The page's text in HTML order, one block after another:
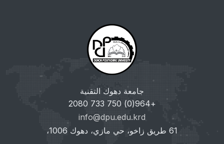
جامعة دهوك التقنية
+964(0) 750 733 2080
info@dpu.edu.krd
61 طريق زاخو، حي مازي، دهوك 1006،